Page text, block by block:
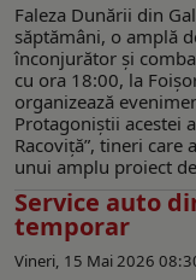
Faleza Dunării din
săptămâni, o amplă
înconjurător și
cu ora 18:00, la
organizează
Protagoniștii acestei
Racoviță”, tineri
unui amplu proiect
Service auto
temporar
Vineri, 15 Mai 2026